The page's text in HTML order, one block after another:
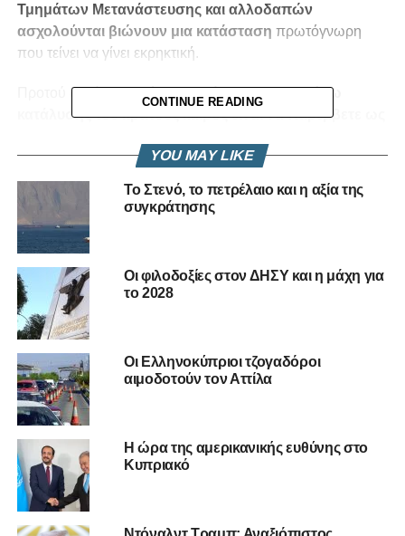
Τμημάτων Μετανάστευσης και αλλοδαπών
ασχολούνται βιώνουν μια κατάσταση πρωτόγνωρη
που τείνει να γίνει εκρηκτική.
Προτού δε γίνουμε μάρτυρεςκάποιας εκ των έσω
κατάλυσης του κράτους καιρός είναι να παρέμβετε ως
υπάρχουν χώροι φιλοξενίαςτων προσφύγων-
μεταναστών και να επαναστατήσουν δημιουργώντας
προβλήματα στον τόπο;
Υπάρχει και
αναγκαίων αγαθώνπου είναι απαραίτητα για την
φιλοξενία τους. Άσε που μπορεί να δημιουργηθούν και
προβλήματα με
ανήκουν και σε παράνομες οργανώσεις.
κάποιος με αυτά ή περιμένουμε πάλι να είμαστε τυχεροί
για να γλιτώσουμε…
για να αντιληφθεί ότι η όληπροσπάθεια για διοχέτευση
μεταναστών στην Κύπρο
την Τουρκία ή οποία γνωρίζει
CONTINUE READING
YOU MAY LIKE
Το Στενό, το πετρέλαιο και η αξία της
συγκράτησης
Οι φιλοδοξίες στον ΔΗΣΥ και η μάχη για
το 2028
Οι Ελληνοκύπριοι τζογαδόροι
αιμοδοτούν τον Αττίλα
Η ώρα της αμερικανικής ευθύνης στο
Κυπριακό